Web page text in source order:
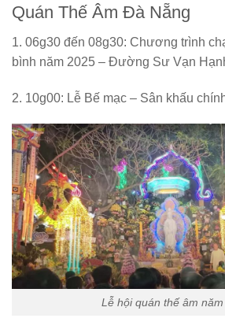
Quán Thế Âm Đà Nẵng
1. 06g30 đến 08g30: Chương trình
bình năm 2025 – Đường Sư Vạn
2. 10g00: Lễ Bế mạc – Sân khấu
Lễ hội quán thế âm